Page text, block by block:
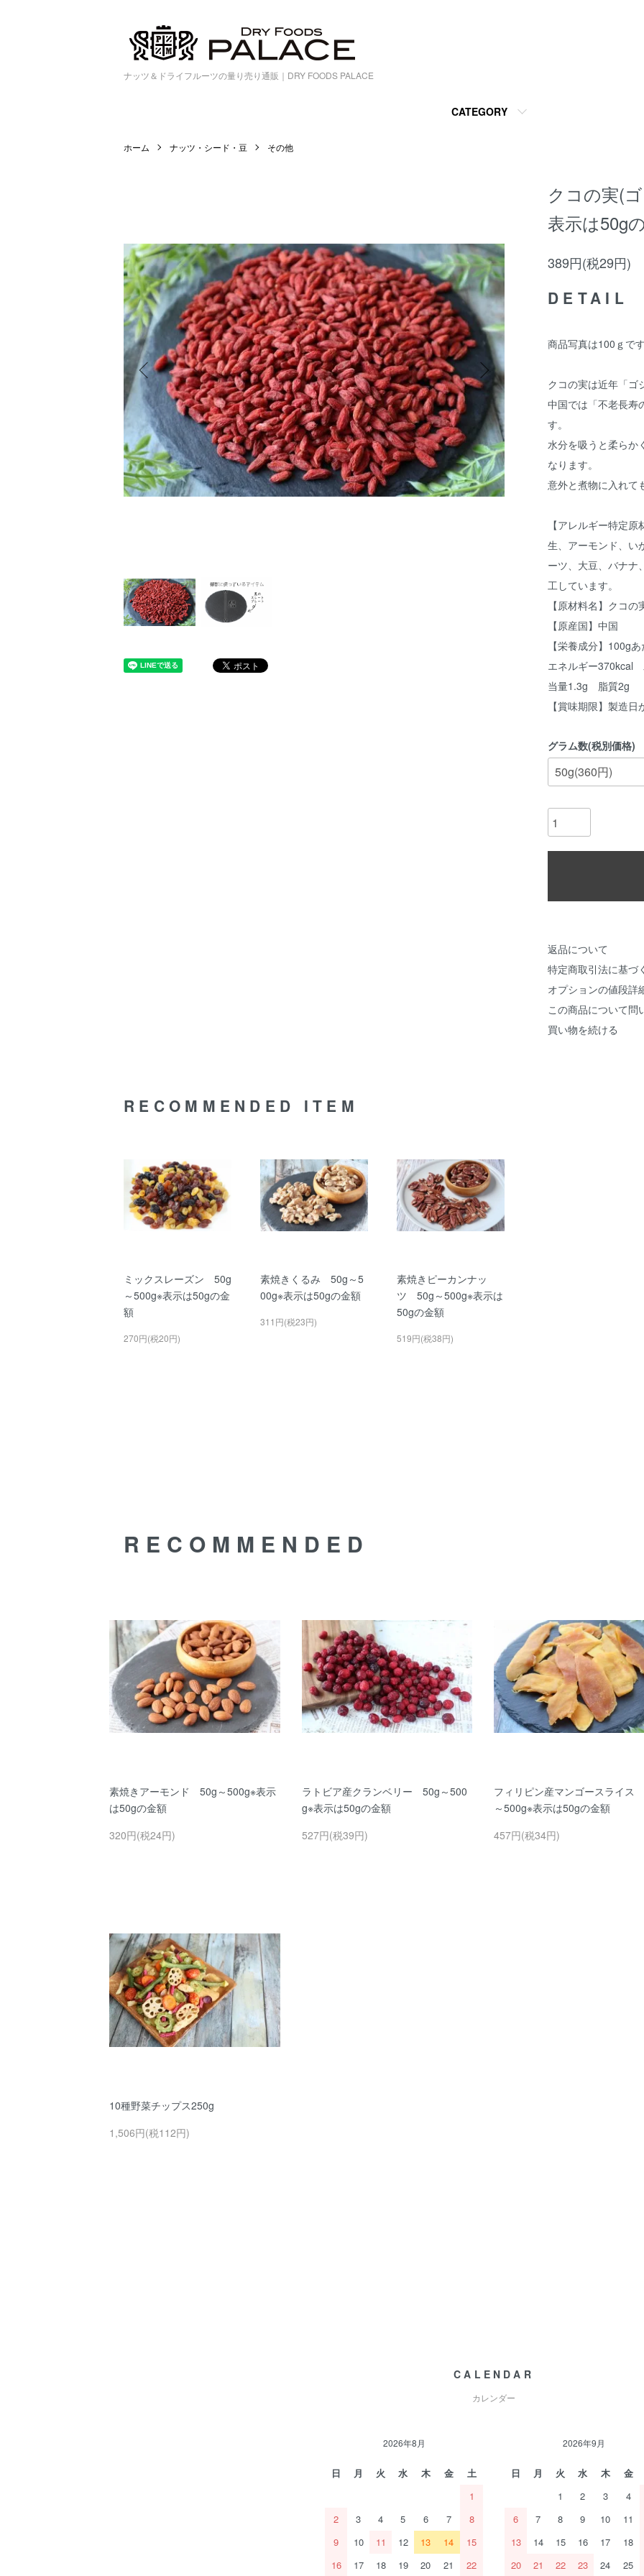
ナッツ＆ドライフルーツの量り売り通販｜DRY FOODS PALACE
CATEGORY
ホーム ナッツ・シード・豆 その他
クコの実(
表示は50g
389円(税29円)
DETAIL
商品写真は100ｇで
クコの実は近年「ゴ
中国では「不老長寿
す。
水分を吸うと柔らか
なります。
意外と煮物に入れ
【アレルギー特定
生、アーモンド、い
ーツ、大豆、バナナ
工しています。
【原材料名】クコの
【原産国】中国
【栄養成分】100g
エネルギー
当量1.3g 脂質2g
【賞味期限】製造日
グラム数(税別価格)
返品について
特定商取引法に基づ
オプションの値段詳
この商品について問
買い物を続ける
RECOMMENDED ITEM
ミックスレーズン 50g
～500g※表示は50gの金
額
270円(税20円)
素焼きくるみ 50g～5
00g※表示は50gの金額
311円(税23円)
素焼きピーカンナッ
ツ 50g～500g※表示は
50gの金額
519円(税38円)
RECOMMENDED
素焼きアーモンド 50g～500g※表示
は50gの金額
320円(税24円)
ラトビア産クランベリー 50g～500
g※表示は50gの金額
527円(税39円)
フィリピン産マンゴースライ
～500g※表示は50gの金額
457円(税34円)
10種野菜チップス250g
1,506円(税112円)
CALENDAR
カレンダー
2026年8月
日 月 火 水 木 金
土
1
2
3 4 5 6 7
8
9
10 11 12 13 14
15
16
17 18 19 20 21 22
2026年9月
日 月 火 水 木
金
1
2 3
4
6
7 8 9 10
11
13
14 15 16 17
18
20
21 22 23 24 25